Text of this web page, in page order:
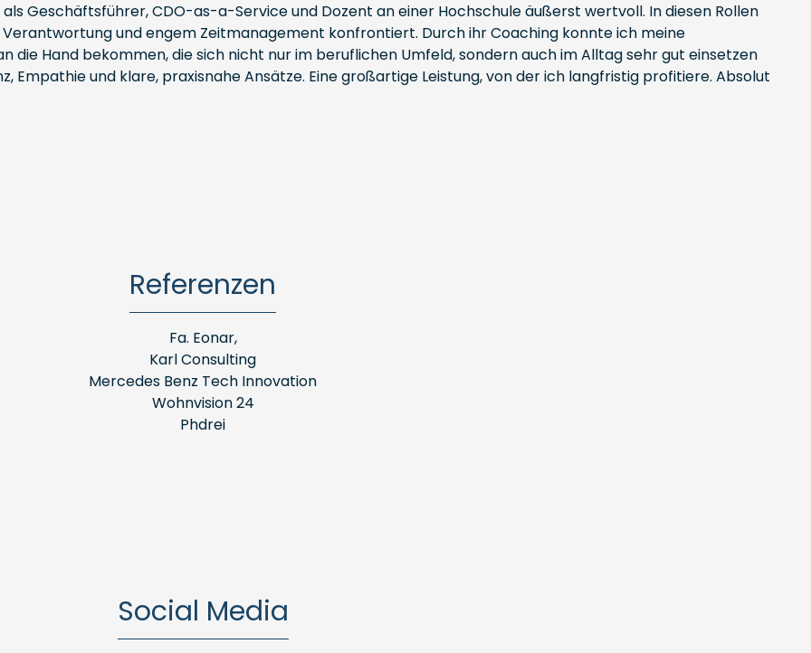
Geschäftsführer, CDO-as-a-Service und Dozent an einer Hochschule äußerst wertvoll. In diesen Rollen
und engem Zeitmanagement konfrontiert. Durch ihr Coaching konnte ich meine
die Hand bekommen, die sich nicht nur im beruflichen Umfeld, sondern auch im Alltag sehr gut einsetzen
Empathie und klare, praxisnahe Ansätze. Eine großartige Leistung, von der ich langfristig profitiere. Absolut
Referenzen
Fa. Eonar,
Karl Consulting
Mercedes Benz Tech Innovation
Wohnvision 24
Phdrei
Social Media